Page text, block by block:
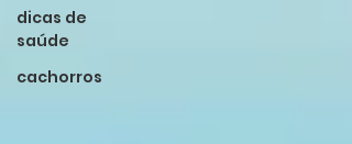
dicas de
saúde
cachorros